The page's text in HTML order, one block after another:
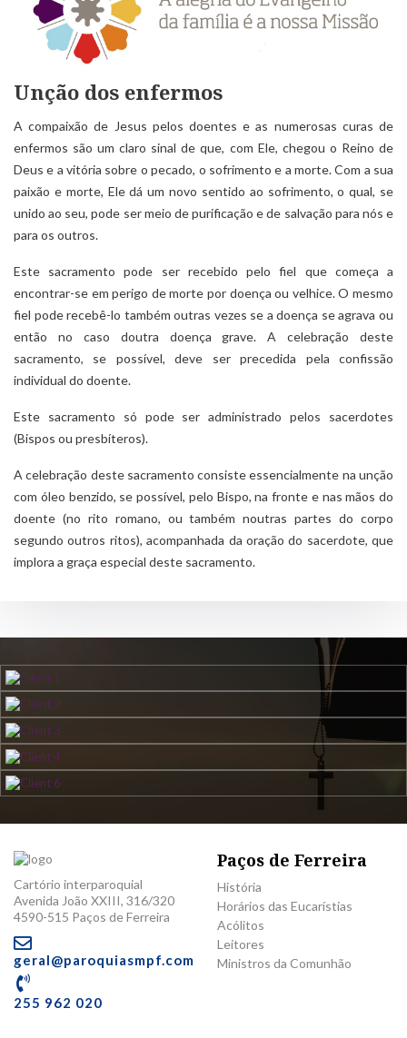
Unção dos enfermos
A compaixão de Jesus pelos doentes e as numerosas curas de
enfermos são um claro sinal de que, com Ele, chegou o Reino de
Deus e a vitória sobre o pecado, o sofrimento e a morte. Com a sua
paixão e morte, Ele dá um novo sentido ao sofrimento, o qual, se
unido ao seu, pode ser meio de purificação e de salvação para nós e
para os outros.
Este sacramento pode ser recebido pelo fiel que começa a
encontrar-se em perigo de morte por doença ou velhice. O mesmo
fiel pode recebê-lo também outras vezes se a doença se agrava ou
então no caso doutra doença grave. A celebração deste
sacramento, se possível, deve ser precedida pela confissão
individual do doente.
Este sacramento só pode ser administrado pelos sacerdotes
(Bispos ou presbíteros).
A celebração deste sacramento consiste essencialmente na unção
com óleo benzido, se possível, pelo Bispo, na fronte e nas mãos do
doente (no rito romano, ou também noutras partes do corpo
segundo outros ritos), acompanhada da oração do sacerdote, que
implora a graça especial deste sacramento.
Cartório interparoquial
Avenida João XXIII, 316/320
4590-515 Paços de Ferreira
geral@paroquiasmpf.com
255 962 020
Paços de Ferreira
História
Horários das Eucarístias
Acólitos
Leitores
Ministros da Comunhão